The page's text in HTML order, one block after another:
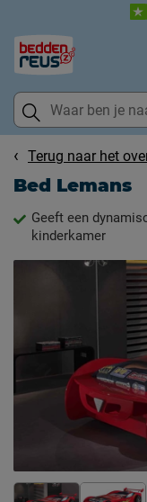
Terug naar het
Bed Lemans
Geeft een
kinderkamer